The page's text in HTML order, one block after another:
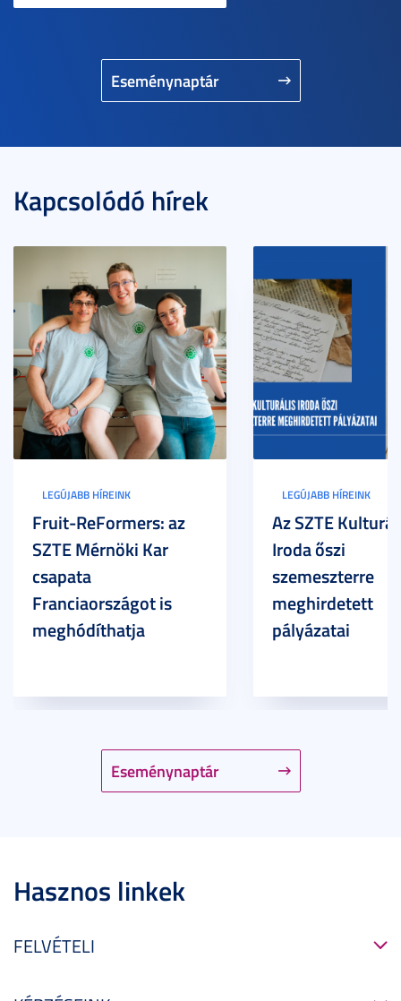
Eseménynaptár
Kapcsolódó hírek
Eseménynaptár
LEGÚJABB HÍREINK
Fruit-ReFormers: az
SZTE Mérnöki Kar
csapata
Franciaországot is
meghódíthatja
LEGÚJABB HÍREINK
Az SZTE
Iroda őszi
szemeszterre
meghirdetett
pályázatai
Hasznos linkek
FELVÉTELI